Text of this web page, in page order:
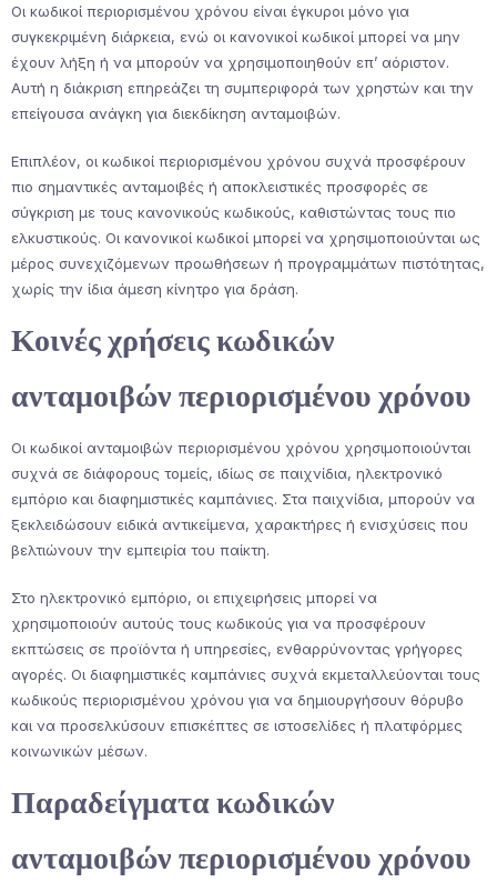
Οι κωδικοί περιορισμένου χρόνου είναι έγκυροι μόνο για
συγκεκριμένη διάρκεια, ενώ οι κανονικοί κωδικοί μπορεί να μην
έχουν λήξη ή να μπορούν να χρησιμοποιηθούν επ’ αόριστον.
Αυτή η διάκριση επηρεάζει τη συμπεριφορά των χρηστών και την
επείγουσα ανάγκη για διεκδίκηση ανταμοιβών.
Επιπλέον, οι κωδικοί περιορισμένου χρόνου συχνά προσφέρουν
πιο σημαντικές ανταμοιβές ή αποκλειστικές προσφορές σε
σύγκριση με τους κανονικούς κωδικούς, καθιστώντας τους πιο
ελκυστικούς. Οι κανονικοί κωδικοί μπορεί να χρησιμοποιούνται ως
μέρος συνεχιζόμενων προωθήσεων ή προγραμμάτων πιστότητας,
χωρίς την ίδια άμεση κίνητρο για δράση.
Κοινές χρήσεις κωδικών
ανταμοιβών περιορισμένου χρόνου
Οι κωδικοί ανταμοιβών περιορισμένου χρόνου χρησιμοποιούνται
συχνά σε διάφορους τομείς, ιδίως σε παιχνίδια, ηλεκτρονικό
εμπόριο και διαφημιστικές καμπάνιες. Στα παιχνίδια, μπορούν να
ξεκλειδώσουν ειδικά αντικείμενα, χαρακτήρες ή ενισχύσεις που
βελτιώνουν την εμπειρία του παίκτη.
Στο ηλεκτρονικό εμπόριο, οι επιχειρήσεις μπορεί να
χρησιμοποιούν αυτούς τους κωδικούς για να προσφέρουν
εκπτώσεις σε προϊόντα ή υπηρεσίες, ενθαρρύνοντας γρήγορες
αγορές. Οι διαφημιστικές καμπάνιες συχνά εκμεταλλεύονται τους
κωδικούς περιορισμένου χρόνου για να δημιουργήσουν θόρυβο
και να προσελκύσουν επισκέπτες σε ιστοσελίδες ή πλατφόρμες
κοινωνικών μέσων.
Παραδείγματα κωδικών
ανταμοιβών περιορισμένου χρόνου